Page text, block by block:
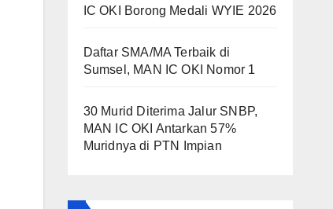
IC OKI Borong Medali WYIE 2026
Daftar SMA/MA Terbaik di
Sumsel, MAN IC OKI Nomor 1
30 Murid Diterima Jalur SNBP,
MAN IC OKI Antarkan 57%
Muridnya di PTN Impian